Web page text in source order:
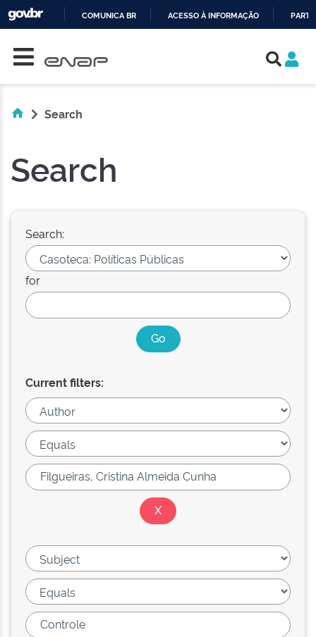
COMUNICA BR ACESSO À INFORMAÇÃO
Search
Search
Search:
for
Current filters: